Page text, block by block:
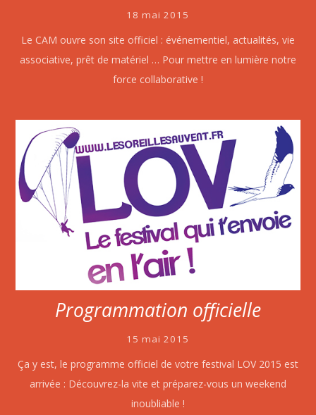
18 mai 2015
Le CAM ouvre son site officiel : événementiel, actualités, vie
associative, prêt de matériel … Pour mettre en lumière notre
force collaborative !
Programmation officielle
15 mai 2015
Ça y est, le programme officiel de votre festival LOV 2015 est
arrivée : Découvrez-la vite et préparez-vous un weekend
inoubliable !